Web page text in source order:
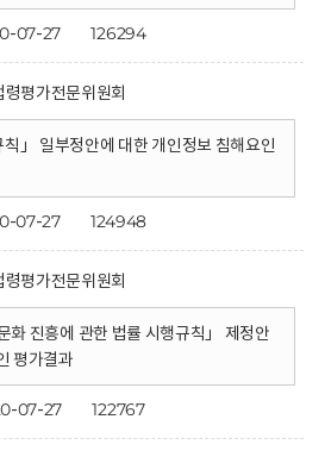
07-27 126294
령평가전문위원회
칙」 일부정안에 대한 개인정보 침해요인
07-27 124948
령평가전문위원회
화 진흥에 관한 법률 시행규칙」 제정안
평가결과
07-27 122767